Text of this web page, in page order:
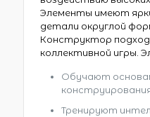
Элементы имеют
детали округлой
Конструктор
коллективной игры.
Обучают
Тренируют